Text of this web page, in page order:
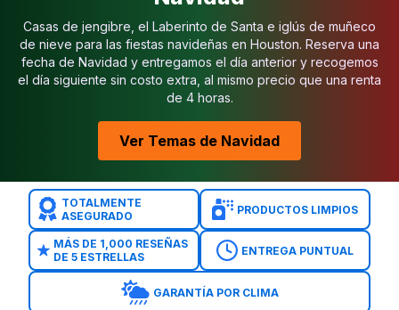
Frozen Toddler Town— aventura temática Disney
Candy Playland— brincolín inspirado en dulces
Spidey & Friends Combo — juego de superhéroes
Plaza Sésamo Playground— personajes queridos
Unicorn Toddler Playzone— instalación mágica y
Casas de jengibre, el Laberinto de Santa e iglús de muñeco
de nieve para las fiestas navideñas en Houston. Reserva una
fecha de Navidad y entregamos el día anterior y recogemos
el día siguiente sin costo extra, al mismo precio que una renta
de 4 horas.
Ver Temas de Navidad
TOTALMENTE
ASEGURADO
PRODUCTOS LIMPIOS
MÁS DE 1,000 RESEÑAS
DE 5 ESTRELLAS
ENTREGA PUNTUAL
GARANTÍA POR CLIMA